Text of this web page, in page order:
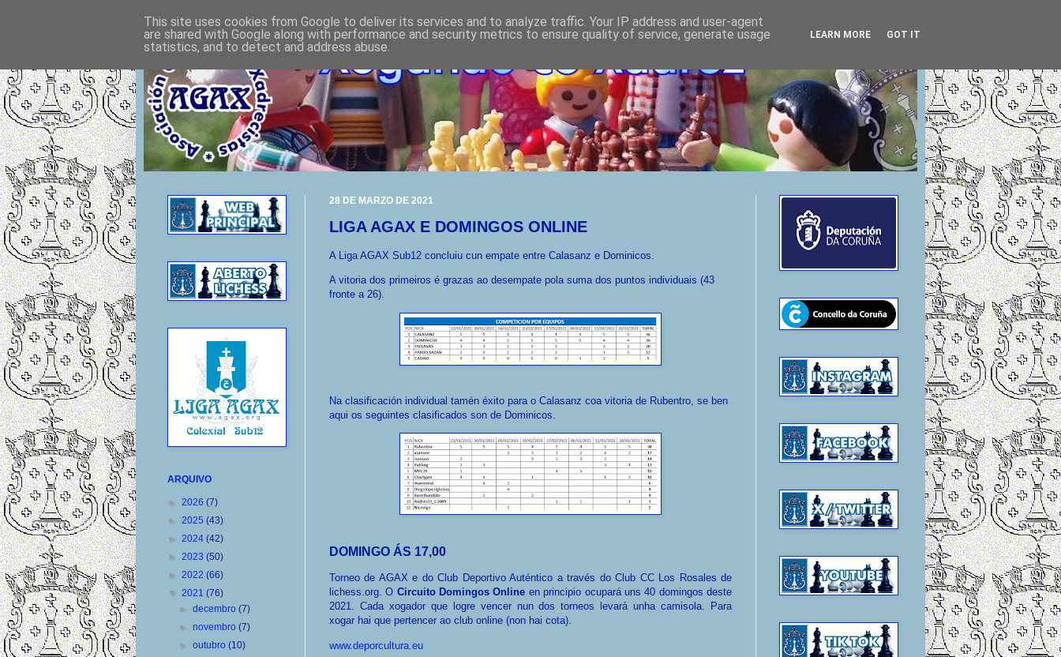
28 DE MARZO DE 2021
LIGA AGAX E DOMINGOS ONLINE
A Liga AGAX Sub12 concluiu cun empate entre Calasanz e Dominicos.
A vitoria dos primeiros é grazas ao desempate pola suma dos puntos individuais (43
fronte a 26).
Na clasificación individual tamén éxito para o Calasanz coa vitoria de Rubentro, se ben
aqui os seguintes clasificados son de Dominicos.
DOMINGO ÁS 17,00
Torneo de AGAX e do Club Deportivo Auténtico a través do Club CC Los Rosales de
lichess.org. O Circuito Domingos Online en principio ocupará uns 40 domingos deste
2021. Cada xogador que logre vencer nun dos torneos levará unha camisola. Para
xogar hai que pertencer ao club online (non hai cota).
www.deporcultura.eu
ARQUIVO
► 2026 (7)
► 2025 (43)
► 2024 (42)
► 2023 (50)
► 2022 (66)
▼ 2021 (76)
►decembro(7)
►novembro(7)
►outubro(10)
This site uses cookies from Google to deliver its services and to analyze traffic. Your IP address and user-agent
are shared with Google along with performance and security metrics to ensure quality of service, generate usage
statistics, and to detect and address abuse.
LEARN MORE GOT IT